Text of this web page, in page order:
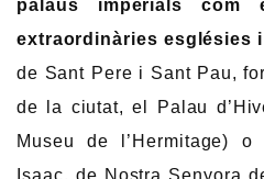
palaus imperials com
extraordinàries esglésies
de Sant Pere i Sant Pau,
de la ciutat, el Palau
Museu de l’Hermitage)
Isaac, de Nostra Senyora